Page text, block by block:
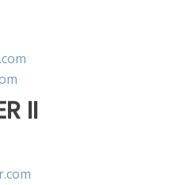
II